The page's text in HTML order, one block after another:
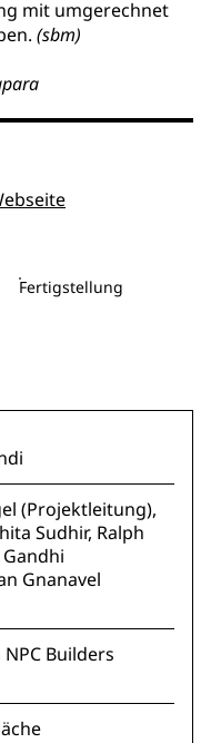
mit umgerechnet
(sbm)
Fertigstellung
(Projektleitung),
Sudhir, Ralph
Gnanavel
Builders